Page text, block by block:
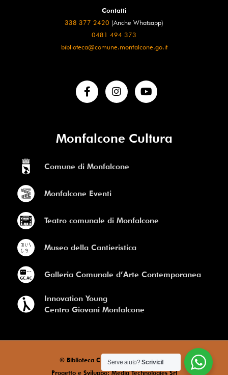
Contatti
338 377 2420 (Anche Whatsapp)
0481 494 373
biblioteca@comune.monfalcone.go.it
Monfalcone Cultura
Comune di Monfalcone
Monfalcone Eventi
Teatro comunale di Monfalcone
Museo della Cantieristica
Galleria Comunale d’Arte Contemporanea
Innovation Young
Centro Giovani Monfalcone
© Biblioteca Comunale di Monfalcone
Progetto e Sviluppo: Media Technologies Srl
Serve aiuto?Scrivici!